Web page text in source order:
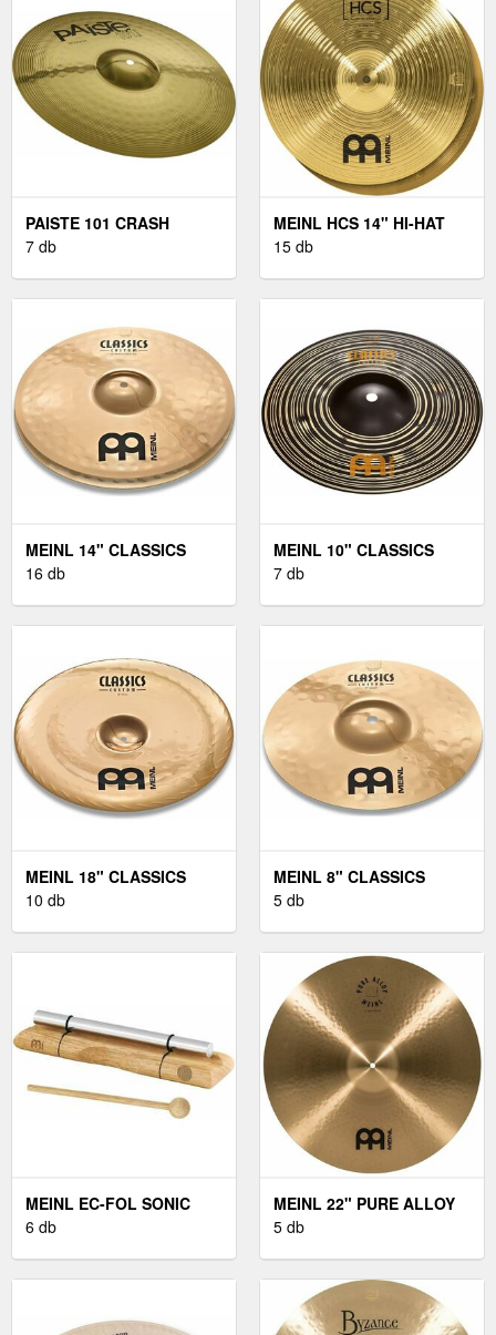
PAISTE 101 CRASH
CINTÁNYÉR 14"
7 db
MEINL HCS 14" HI-HAT
15 db
MEINL 14" CLASSICS
CUSTOM MEDIUM HI-HAT
16 db
MEINL 10" CLASSICS
CUSTOM DARK SPLASH
7 db
MEINL 18" CLASSICS
CUSTOM CHINA
10 db
MEINL 8" CLASSICS
CUSTOM SPLASH
5 db
MEINL EC-FOL SONIC
ENERGY
6 db
MEINL 22" PURE ALLOY
MEDIUM RIDE
5 db